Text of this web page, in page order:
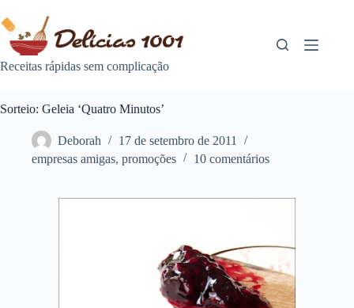
para
conteúdo
Receitas rápidas sem complicação
Sorteio: Geleia ‘Quatro Minutos’
Deborah
17 de setembro de 2011
empresas amigas, promoções 10 comentários